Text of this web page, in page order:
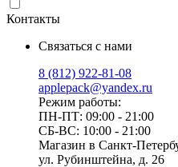
Контакты
Связаться с нами
8 (812) 922-81-08
applepack@yandex.ru
Режим работы:
ПН-ПТ: 09:00 - 21:00
СБ-ВС: 10:00 - 21:00
Магазин в Санкт-
ул. Рубинштейна, д. 26